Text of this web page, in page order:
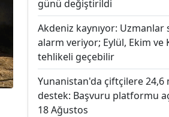
günü değiştirildi
Akdeniz kaynıyor: Uzmanlar
alarm veriyor; Eylül, Ekim ve
tehlikeli geçebilir
Yunanistan'da çiftçilere 24,6
destek: Başvuru platformu
18 Ağustos